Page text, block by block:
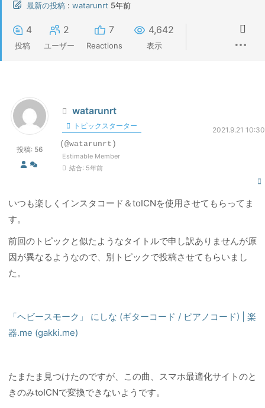
最新の投稿 : watarunrt 5年前
4
投稿
2
ユーザー
7
Reactions
4,642
表示
投稿: 56
watarunrt
トピックスターター
2021.9.21 10:30
(@watarunrt)
Estimable Member
結合: 5年前
いつも楽しくインスタコード＆toICNを使用させてもらってま
す。
前回のトピックと似たようなタイトルで申し訳ありませんが原
因が異なるようなので、別トピックで投稿させてもらいまし
た。
「ヘビースモーク」 にしな (ギターコード / ピアノコード) | 楽
器.me (gakki.me)
たまたま見つけたのですが、この曲、スマホ最適化サイトのと
きのみtoICNで変換できないようです。